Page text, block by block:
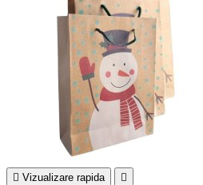
 Vizualizare rapida 